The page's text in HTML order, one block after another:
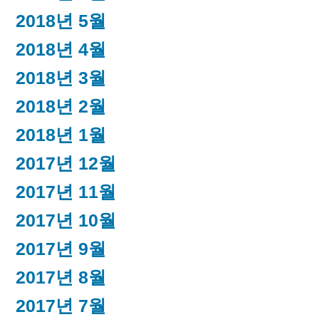
2018년 5월
2018년 4월
2018년 3월
2018년 2월
2018년 1월
2017년 12월
2017년 11월
2017년 10월
2017년 9월
2017년 8월
2017년 7월